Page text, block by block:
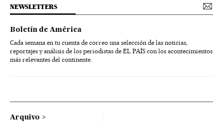
NEWSLETTERS
Boletín de América
Cada semana en tu cuenta de correo una selección de las noticias,
reportajes y análisis de los periodistas de EL PAÍS con los acontecimientos
más relevantes del continente.
Arquivo